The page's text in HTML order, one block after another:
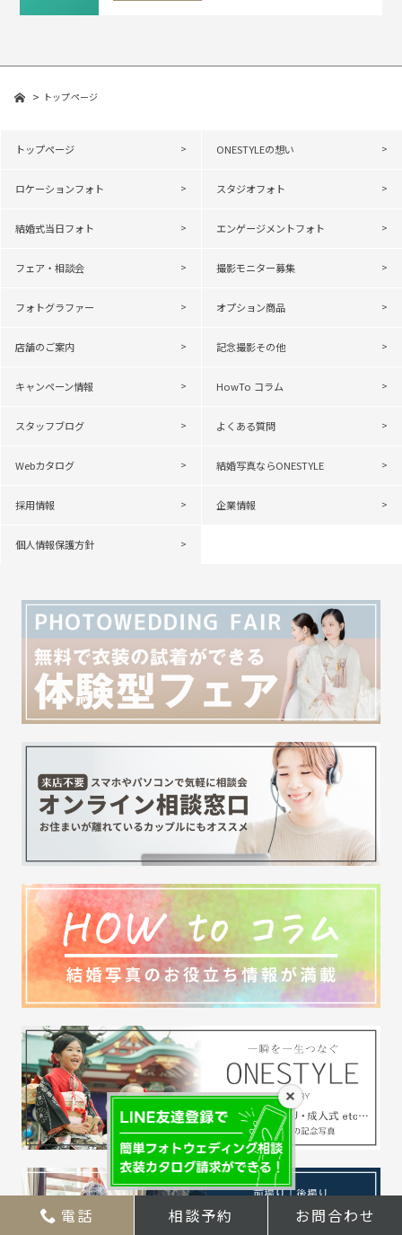
×
トップページ
トップページ ONESTYLEの想い
ロケーションフォト スタジオフォト
結婚式当日フォト エンゲージメントフォト
フェア・相談会 撮影モニター募集
フォトグラファー オプション商品
店舗のご案内 記念撮影その他
キャンペーン情報 HowTo コラム
スタッフブログ よくある質問
Webカタログ 結婚写真ならONESTYLE
採用情報 企業情報
個人情報保護方針
電話 相談予約 お問合わせ